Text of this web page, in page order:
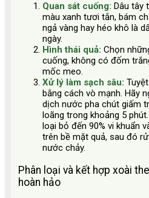
Quan sát cuống: Dâu tây
màu xanh tươi tắn, bám
ngả vàng hay héo khô là
ngày.
Hình thái quả: Chọn
cuống, không có đốm
mốc meo.
Xử lý làm sạch sâu:
bằng cách vò mạnh. Hãy
dịch nước pha chút giấm
loãng trong khoảng 5
loại bỏ đến 90% vi khuẩn
trên bề mặt quả, sau đó
nước chảy.
Phân loại và kết hợp xoài
hoàn hảo